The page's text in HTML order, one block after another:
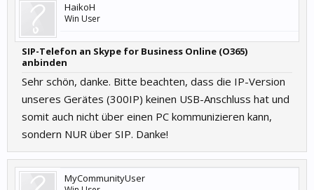
HaikoH
Win User
SIP-Telefon an Skype for Business Online (O365)
anbinden
Sehr schön, danke. Bitte beachten, dass die IP-Version
unseres Gerätes (300IP) keinen USB-Anschluss hat und
somit auch nicht über einen PC kommunizieren kann,
sondern NUR über SIP. Danke!
MyCommunityUser